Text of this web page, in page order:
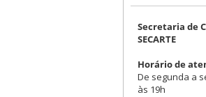
Secretaria de
SECARTE
Horário de
De segunda a
às 19h